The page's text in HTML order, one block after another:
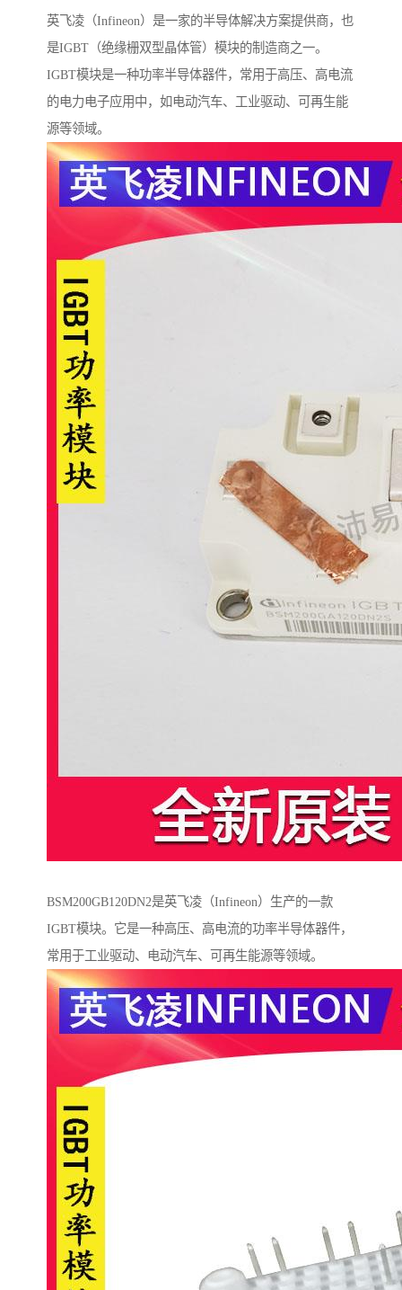
英飞凌（Infineon）是一家的半导体解决方案提供商，也
是IGBT（绝缘栅双型晶体管）模块的制造商之一。
IGBT模块是一种功率半导体器件，常用于高压、高电流
的电力电子应用中，如电动汽车、工业驱动、可再生能
源等领域。
BSM200GB120DN2是英飞凌（Infineon）生产的一款
IGBT模块。它是一种高压、高电流的功率半导体器件，
常用于工业驱动、电动汽车、可再生能源等领域。